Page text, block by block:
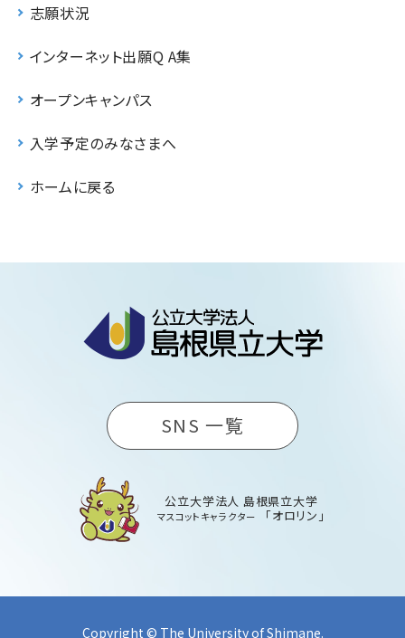
志願状況
インターネット出願Q A集
オープンキャンパス
入学予定のみなさまへ
ホームに戻る
SNS 一覧
公立大学法人 島根県立大学
マスコットキャラクター 「オロリン」
Copyright © The University of Shimane.